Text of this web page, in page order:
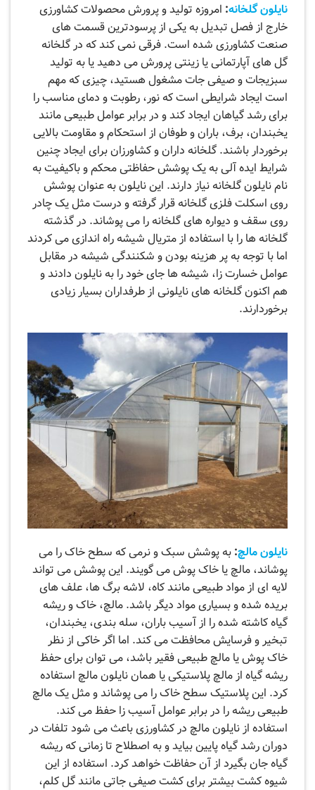
نایلون گلخانه: امروزه تولید و پرورش محصولات کشاورزی
خارج از فصل تبدیل به یکی از پرسودترین قسمت های
صنعت کشاورزی شده است. فرقی نمی کند که در گلخانه
گل‌ های آپارتمانی یا زینتی پرورش می دهید یا به تولید
سبزیجات و صیفی جات مشغول هستید، چیزی که مهم
است ایجاد شرایطی است که نور، رطوبت و دمای مناسب را
برای رشد گیاهان ایجاد کند و در برابر عوامل طبیعی مانند
یخبندان، برف، باران و طوفان از استحکام و مقاومت بالایی
برخوردار باشند. گلخانه داران و کشاورزان برای ایجاد چنین
شرایط ایده آلی به یک پوشش حفاظتی محکم و باکیفیت به
نام نایلون گلخانه نیاز دارند. این نایلون به عنوان پوشش
روی اسکلت فلزی گلخانه قرار گرفته و درست مثل یک چادر
روی سقف و دیواره های گلخانه را می ‌پوشاند. در گذشته
گلخانه ها را با استفاده از متریال شیشه راه اندازی می‌ کردند
اما با توجه به پر هزینه بودن و شکنندگی شیشه در مقابل
عوامل خسارت زا، شیشه ها جای خود را به نایلون دادند و
هم اکنون گلخانه های نایلونی از طرفداران بسیار زیادی
برخوردارند.
نایلون مالچ: به پوشش سبک و نرمی که سطح خاک را می
پوشاند، مالچ یا خاک پوش می گویند. این پوشش می تواند
لایه ‌ای از مواد طبیعی مانند کاه، لاشه برگ‌ ها، علف ‌های
بریده شده و بسیاری مواد دیگر باشد. مالچ، خاک و ریشه
گیاه کاشته‌ شده را از آسیب باران، سله‌ بندی، یخبندان،
تبخیر و فرسایش محافظت می کند. اما اگر خاکی از نظر
خاک پوش یا مالچ طبیعی فقیر باشد، می ‌توان برای حفظ
ریشه گیاه از مالچ پلاستیکی یا همان نایلون مالچ استفاده
کرد. این پلاستیک سطح خاک را می‌ پوشاند و مثل یک مالچ
طبیعی ریشه را در برابر عوامل آسیب زا حفظ می‌ کند.
استفاده از نایلون مالچ در کشاورزی باعث می ‌شود تلفات در
دوران رشد گیاه پایین بیاید و به اصطلاح تا زمانی که ریشه
گیاه جان بگیرد از آن حفاظت خواهد کرد. استفاده از این
شیوه کشت بیشتر برای کشت صیفی جاتی مانند گل کلم،